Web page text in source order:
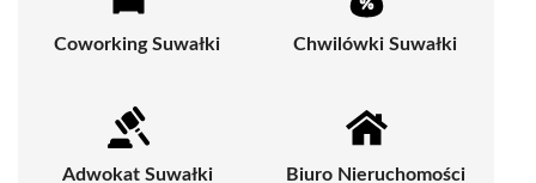
Coworking Suwałki Chwilówki Suwałki
Adwokat Suwałki
Biuro Nieruchomości